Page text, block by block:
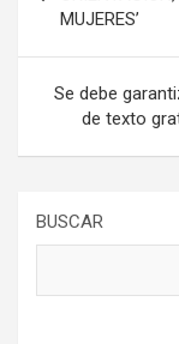
entradas
MUJERES’
Se debe
de texto
BUSCAR